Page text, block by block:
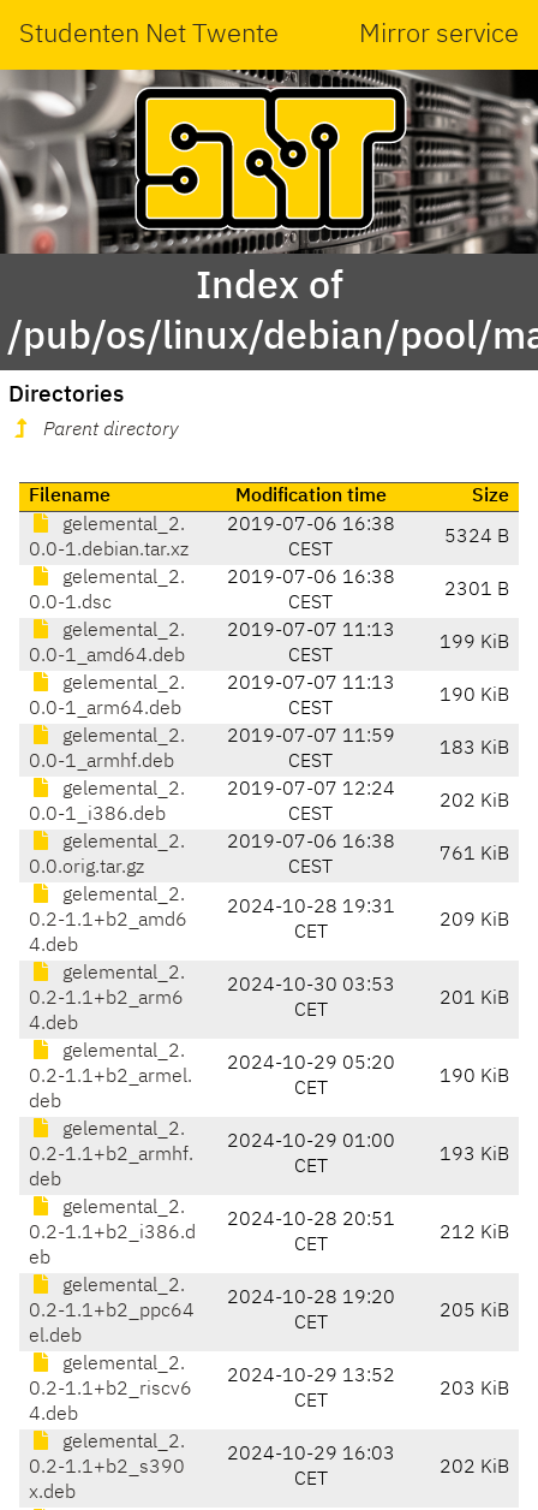
Studenten Net Twente Mirror service
Index of
/pub/os/linux/debian/pool/
Directories
Parent directory
Filename Modification time
Size
gelemental_2.
0.0-1.debian.tar.xz
2019-07-06 16:38
CEST
5324 B
gelemental_2.
0.0-1.dsc
2019-07-06 16:38
CEST
2301 B
gelemental_2.
0.0-1_amd64.deb
2019-07-07 11:13
CEST
199 KiB
gelemental_2.
0.0-1_arm64.deb
2019-07-07 11:13
CEST
190 KiB
gelemental_2.
0.0-1_armhf.deb
2019-07-07 11:59
CEST
183 KiB
gelemental_2.
0.0-1_i386.deb
2019-07-07 12:24
CEST
202 KiB
gelemental_2.
0.0.orig.tar.gz
2019-07-06 16:38
CEST
761 KiB
gelemental_2.
0.2-1.1+b2_amd6
4.deb
2024-10-28 19:31
CET
209 KiB
gelemental_2.
0.2-1.1+b2_arm6
4.deb
2024-10-30 03:53
CET
201 KiB
gelemental_2.
0.2-1.1+b2_armel.
deb
2024-10-29 05:20
CET
190 KiB
gelemental_2.
0.2-1.1+b2_armhf.
deb
2024-10-29 01:00
CET
193 KiB
gelemental_2.
0.2-1.1+b2_i386.d
eb
2024-10-28 20:51
CET
212 KiB
gelemental_2.
0.2-1.1+b2_ppc64
el.deb
2024-10-28 19:20
CET
205 KiB
gelemental_2.
0.2-1.1+b2_riscv6
4.deb
2024-10-29 13:52
CET
203 KiB
gelemental_2.
0.2-1.1+b2_s390
x.deb
2024-10-29 16:03
CET
202 KiB